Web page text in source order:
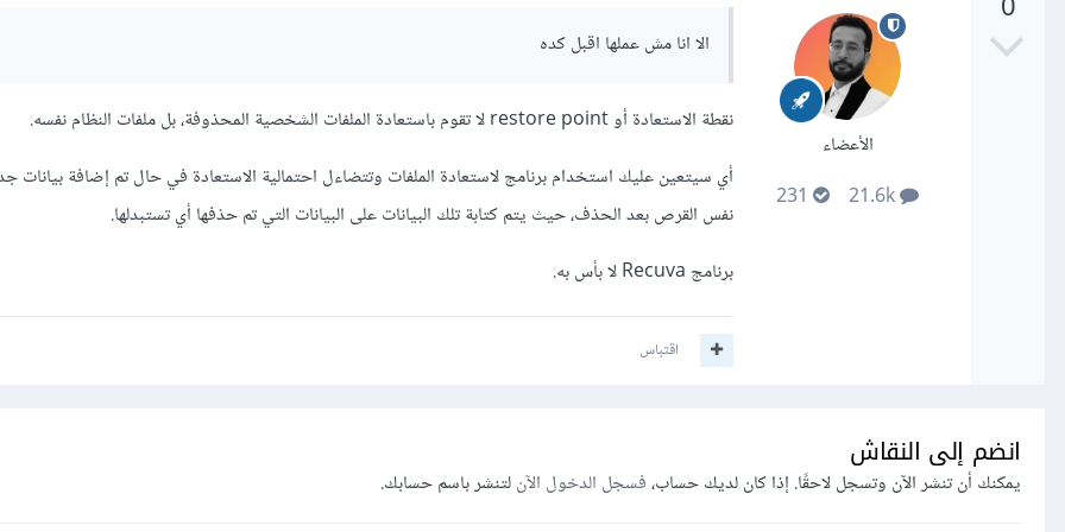
0
الأعضاء
الا انا مش عملها اقبل كده
نقطة الاستعادة أو restore point لا تقوم باستعادة الملفات الشخصية المحذوفة، بل ملفات النظام نفسه.
أي سيتعين عليك استخدام برنامج لاستعادة الملفات وتتضاءل احتمالية الاستعادة في حال تم إضافة بيانات
نفس القرص بعد الحذف، حيث يتم كتابة تلك البيانات على البيانات التي تم حذفها أي تستبدلها.
برنامج Recuva لا بأس به.
اقتباس
انضم إلى النقاش
يمكنك أن تنشر الآن وتسجل لاحقًا. إذا كان لديك حساب،فسجل الدخول الآنلتنشر باسم حسابك.